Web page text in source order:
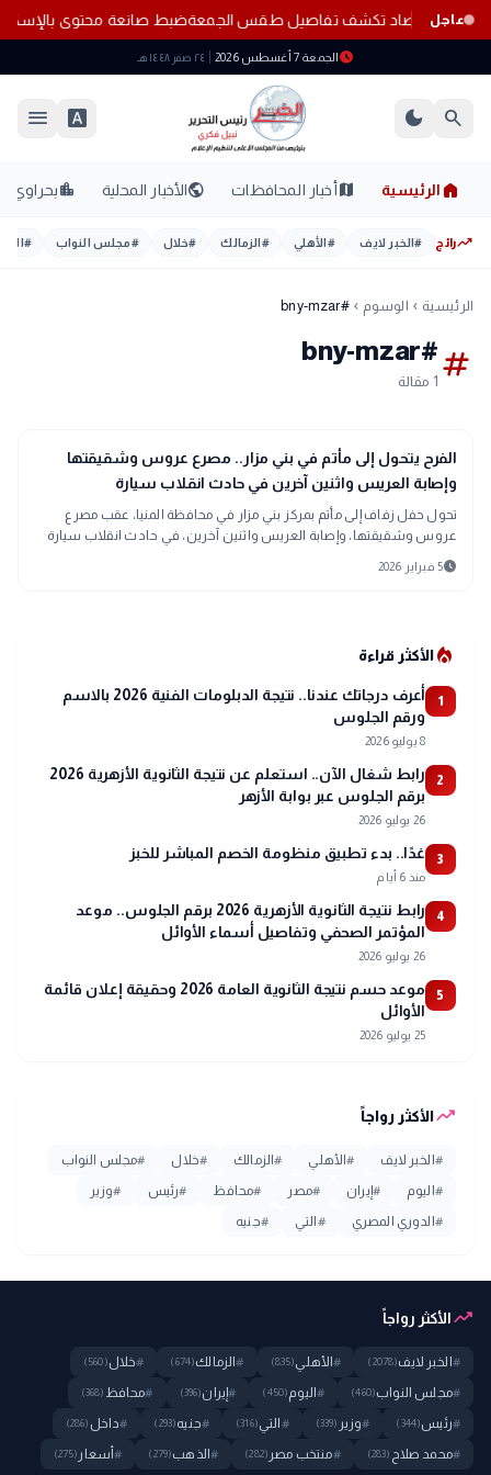
عاجل
المناطق.. الأرصاد تكشف تفاصيل طقس الجمعةضبط صانعة محتوى
scheduleالجمعة 7 أغسطس 2026 ٢٤ صفر ١٤٤٨ هـ
search
dark_mode
font_download
menu
home الرئيسية mapأخبار المحافظات publicالأخبار المحلية location_cityبحراوي
trending_upرائج #الخبر لايف #الأهلي #الزمالك #خلال #مجلس النواب #
الرئيسية chevron_left الوسوم chevron_left
#bny-mzar
tag
#bny-mzar
1 مقالة
gavel
حوادث ومحاكم
الفرح يتحول إلى مأتم في بني مزار.. مصرع عروس وشقيقتها
وإصابة العريس واثنين آخرين في حادث انقلاب سيارة
تحول حفل زفاف إلى مأتم بمركز بني مزار في محافظة المنيا، عقب مصرع
عروس وشقيقتها، وإصابة العريس واثنين آخرين، في حادث انقلاب سيارة
كانوا يستقلونها أثناء
schedule5 فبراير 2026
local_fire_departmentالأكثر قراءة
1
أعرف درجاتك عندنا.. نتيجة الدبلومات الفنية 2026 بالاسم
ورقم الجلوس
8 يوليو 2026
2
رابط شغال الآن.. استعلم عن نتيجة الثانوية الأزهرية 2026
برقم الجلوس عبر بوابة الأزهر
26 يوليو 2026
3 غدًا.. بدء تطبيق منظومة الخصم المباشر للخبز
منذ 6 أيام
4
رابط نتيجة الثانوية الأزهرية 2026 برقم الجلوس.. موعد
المؤتمر الصحفي وتفاصيل أسماء الأوائل
26 يوليو 2026
5
موعد حسم نتيجة الثانوية العامة 2026 وحقيقة إعلان قائمة
الأوائل
25 يوليو 2026
trending_upالأكثر رواجاً
# الخبر لايف #الأهلي #الزمالك #خلال #مجلس النواب
# اليوم # إيران #مصر #محافظ #رئيس #وزير
# الدوري المصري # التي #جنيه
trending_upالأكثر رواجاً
# الخبر لايف(2078)
#الأهلي(835)
#الزمالك(674)
#خلال(560)
#مجلس النواب(460)
#اليوم(450)
#إيران(396)
#محافظ (368)
#رئيس(344)
#وزير (339)
# التي(316)
#جنيه(293)
#داخل (286)
#محمد صلاح (283)
#منتخب مصر (282)
#الذهب(279)
#أسعار (275)